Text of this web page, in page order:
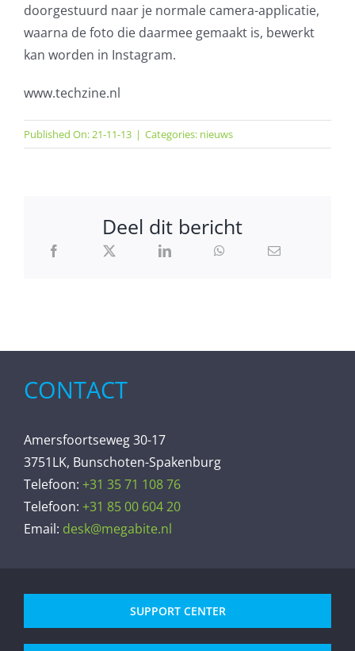
doorgestuurd naar je normale camera-applicatie,
waarna de foto die daarmee gemaakt is, bewerkt
kan worden in Instagram.
www.techzine.nl
Published On: 21-11-13 | Categories: nieuws
Deel dit bericht
CONTACT
Amersfoortseweg 30-17
3751LK, Bunschoten-Spakenburg
Telefoon: +31 35 71 108 76
Telefoon: +31 85 00 604 20
Email: desk@megabite.nl
SUPPORT CENTER